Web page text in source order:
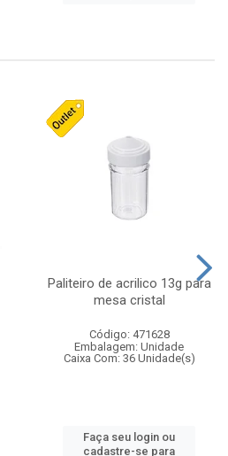
Paliteiro de acrilico 13g para
mesa cristal
Código: 471628
Embalagem: Unidade
Caixa Com: 36 Unidade(s)
Faça seu login ou
cadastre-se para